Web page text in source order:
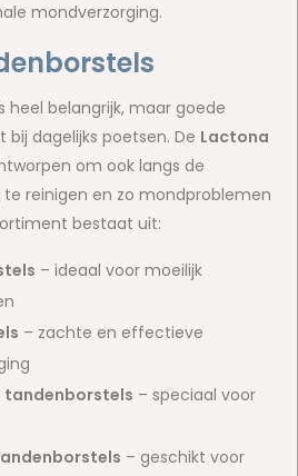
mondverzorging.
heel belangrijk, maar goede
dagelijks poetsen. De Lactona
om ook langs de
reinigen en zo mondproblemen
bestaat uit:
– ideaal voor moeilijk
– zachte en effectieve
– speciaal voor
– geschikt voor